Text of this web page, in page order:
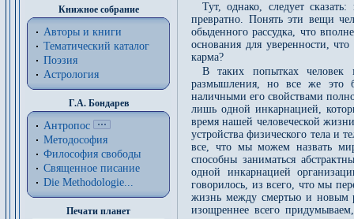
Книжное собрание
Авторы и книги
Тематический каталог
Поэзия
Астрология
Г.А. Бондарев
Антропос
Методософия
Философия cвободы
Священное писание
Die Methodologie...
Печати планет
Тут, однако, следует
превратно. Понять эти вещи
обыденного рассудка, что
основания для уверенности,
карма?
В таких попытках человек
размышления, но все же это
наличными его свойствами
лишь одной инкарнацией,
время нашей человеческой
устройства физического тела и
все, что мы можем назвать
способны заниматься
одной инкарнацией
говорилось, из всего, что мы
жизнь между смертью и новым
изощреннее всего